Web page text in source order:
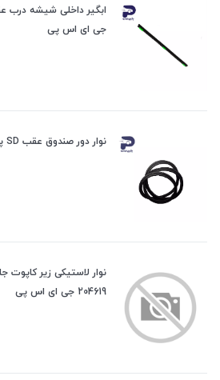
جی ای اس پی
نوار دور صندوق عقب SD پژو 206 264618 جی ای اس پی
204619 جی ای اس پی